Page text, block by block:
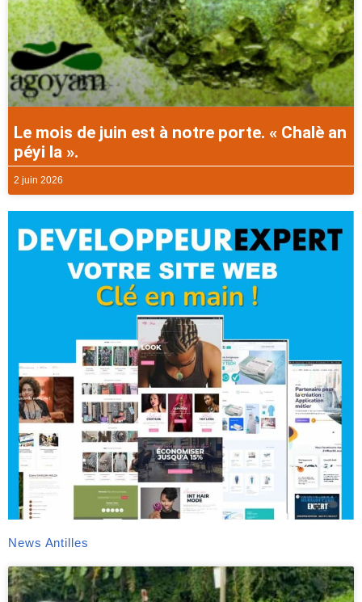
Le mois de juin est à notre porte. « Chalè an
péyi la ».
2 juin 2026
News Antilles